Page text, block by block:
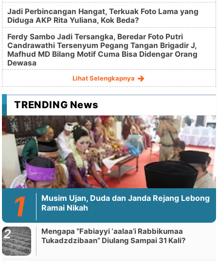
Jadi Perbincangan Hangat, Terkuak Foto Lama yang
Diduga AKP Rita Yuliana, Kok Beda?
Ferdy Sambo Jadi Tersangka, Beredar Foto Putri
Candrawathi Tersenyum Pegang Tangan Brigadir J,
Mafhud MD Bilang Motif Cuma Bisa Didengar Orang
Dewasa
Lihat Selengkapnya
TRENDING News
Musim Ujan, Duda dan Janda Rejang Lebong
Ramai Nikah
Mengapa “Fabiayyi ‘aalaa’i Rabbikumaa
Tukadzdzibaan” Diulang Sampai 31 Kali?